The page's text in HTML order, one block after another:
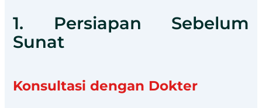
1. Persiapan Sebelum
Sunat
Konsultasi dengan Dokter